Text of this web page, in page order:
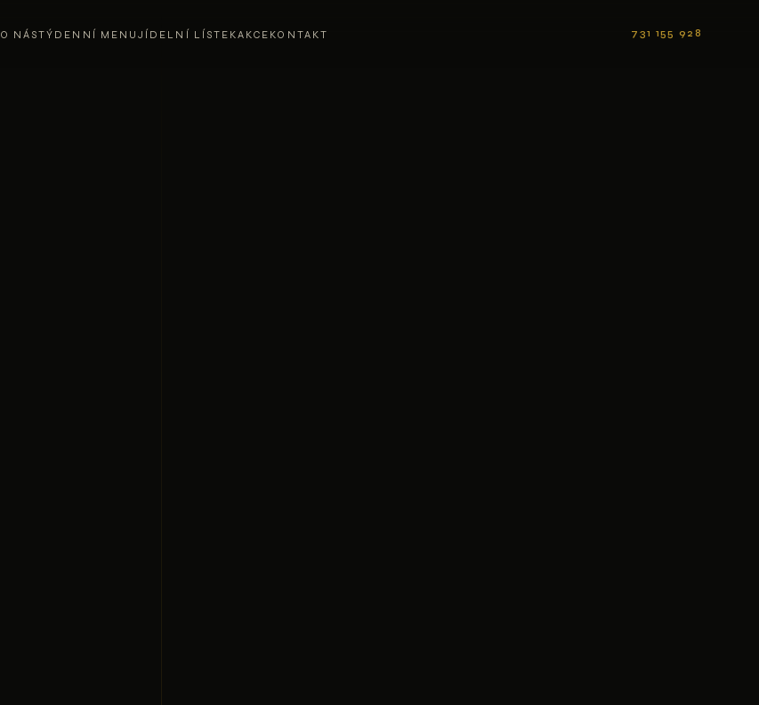
O NÁSTÝDENNÍ MENUJÍDELNÍ LÍSTEKAKCE KONTAKT 731 155 928